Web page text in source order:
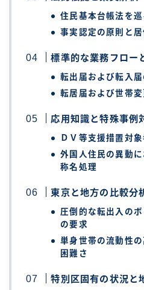
住民基本台帳法を
事実認定の原則と
標準的な業務フロー
転出届および転入
転居届および世帯
応用知識と特殊事例
ＤＶ等支援措置対
外国人住民の異動
称名処理
東京と地方の比較分
圧倒的な転出入の
の要求
単身世帯の流動性
困難さ
特別区固有の状況と